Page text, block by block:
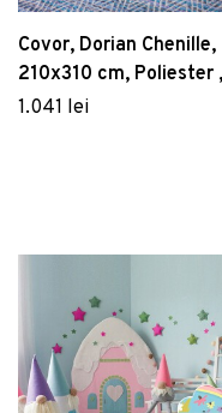
Covor, Dorian Chenille,
210x310 cm, Poliester ,
Multicolor
1.041 lei